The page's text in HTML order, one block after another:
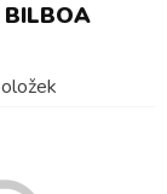
BILBOA